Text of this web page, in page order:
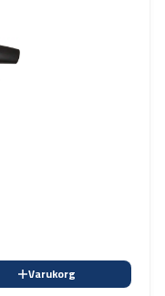
Varukorg